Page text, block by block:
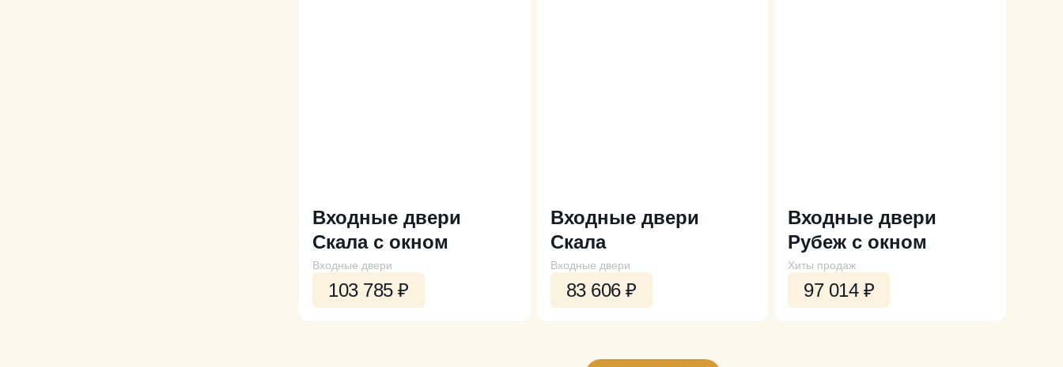
Входные двери
Скала с окном
Входные двери
103 785₽
Входные двери
Скала
Входные двери
83 606₽
Входные двери
Рубеж с окном
Хиты продаж
97 014₽